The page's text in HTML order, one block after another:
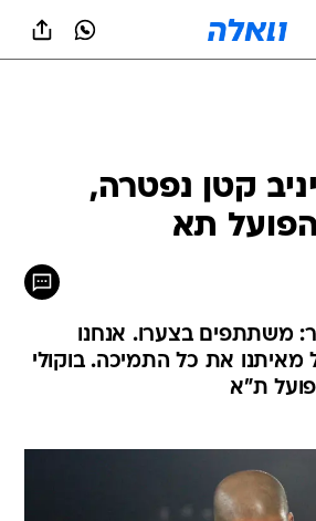
קטן נפטרה,
תא
משתתפים בצערו. אנחנו
מאיתנו את כל התמיכה. בוקולי
ת"א